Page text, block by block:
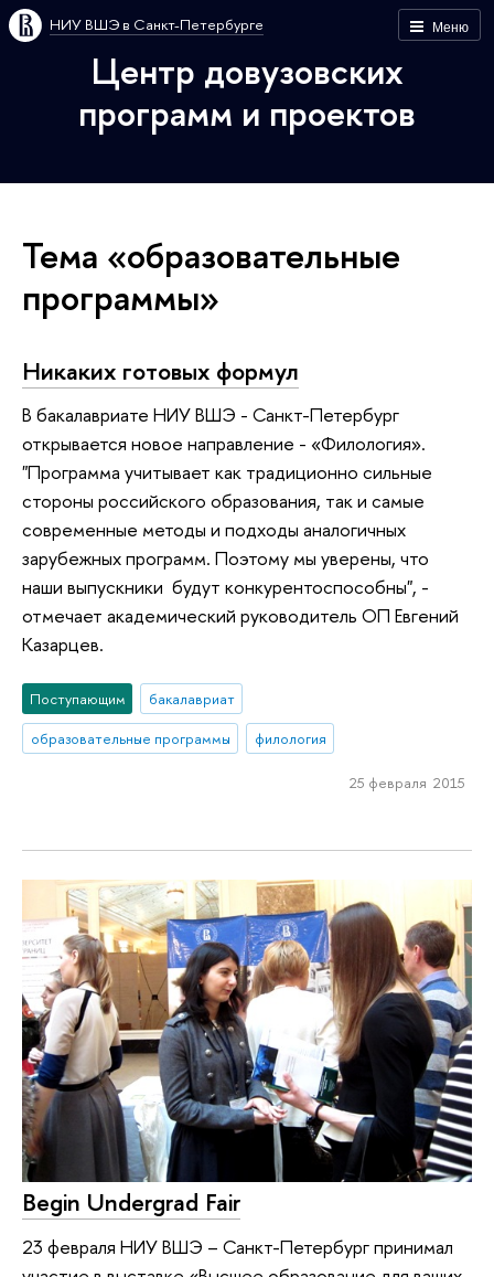
Меню
НИУ ВШЭ в Санкт-Петербурге
Центр довузовских
программ и проектов
Тема «образовательные
программы»
Никаких готовых формул
В бакалавриате НИУ ВШЭ - Санкт-Петербург
открывается новое направление - «Филология».
"Программа учитывает как традиционно сильные
стороны российского образования, так и самые
современные методы и подходы аналогичных
зарубежных программ. Поэтому мы уверены, что
наши выпускники будут конкурентоспособны", -
отмечает академический руководитель ОП Евгений
Казарцев.
Поступающим
бакалавриат
образовательные программы
филология
25 февраля 2015
Begin Undergrad Fair
23 февраля НИУ ВШЭ – Санкт-Петербург принимал